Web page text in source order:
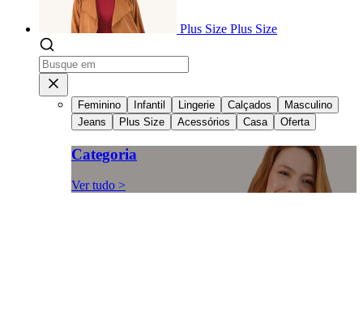
Plus Size Plus Size
Feminino Infantil Lingerie Calçados
Masculino
Jeans
Plus Size Acessórios Casa Oferta
Categoria
Ver tudo >